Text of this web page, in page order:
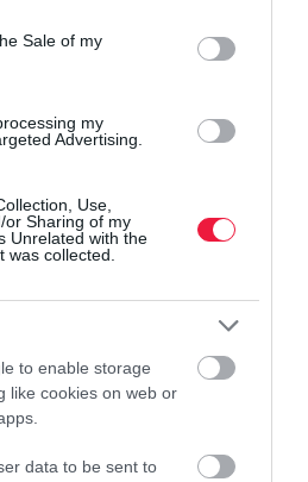
purposes in below Google
Sale of my
my
Advertising.
Use,
or Sharing of my
Unrelated with the
was collected.
to enable storage
like cookies on web or
data to be sent to
a németek